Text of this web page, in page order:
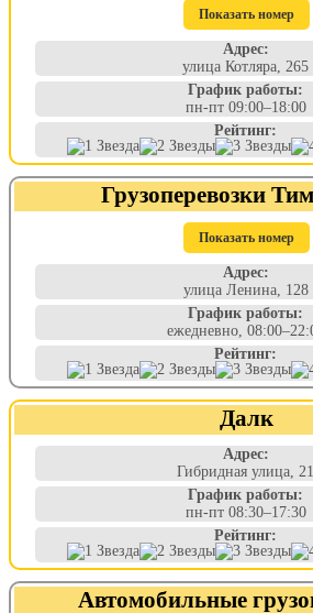
Показать номер
Адрес:
улица Котляра, 265
График работы:
пн-пт 09:00–18:00
Рейтинг:
Грузоперевозки
Показать номер
Адрес:
улица Ленина, 128
График работы:
ежедневно,
Рейтинг:
Далк
Адрес:
Гибридная улица, 21
График работы:
пн-пт 08:30–17:30
Рейтинг:
Автомобильные